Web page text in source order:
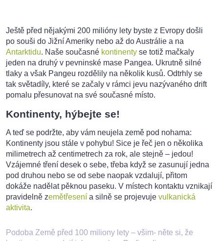
Ještě před nějakými 200 milióny lety byste z Evropy došli
po souši do Jižní Ameriky nebo až do Austrálie a na
Antarktidu. Naše současné kontinenty se totiž mačkaly
jeden na druhý v pevninské mase Pangea. Ukrutně silné
tlaky a však Pangeu rozdělily na několik kusů. Odtrhly se
tak světadíly, které se začaly v rámci jevu nazývaného drift
pomalu přesunovat na své současné místo.
Kontinenty, hýbejte se!
A teď se podržte, aby vám neujela země pod nohama:
Kontinenty jsou stále v pohybu! Sice je řeč jen o několika
milimetrech až centimetrech za rok, ale stejně – jedou!
Vzájemné tření desek o sebe, třeba když se zasunují jedna
pod druhou nebo se od sebe naopak vzdalují, přitom
dokáže nadělat pěknou paseku. V místech kontaktu vznikají
pravidelně zemětřesení a silně se projevuje vulkanická
aktivita.
Podoba Země před 100 miliony lety – všim- něte si, že